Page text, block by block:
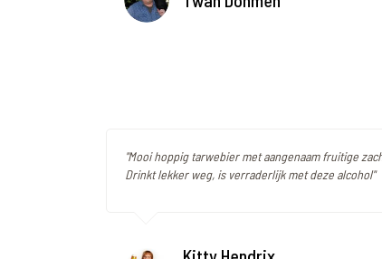
"Mooi hoppig tarwebier met aangenaam fruitige
Drinkt lekker weg, is verraderlijk met deze alcohol"